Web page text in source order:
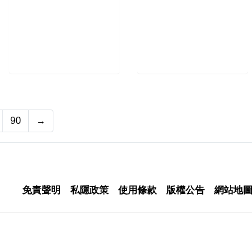
90 →
免責聲明 私隱政策 使用條款 版權公告 網站地圖